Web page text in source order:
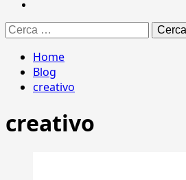
Ricerca
per:
Home
Blog
creativo
creativo